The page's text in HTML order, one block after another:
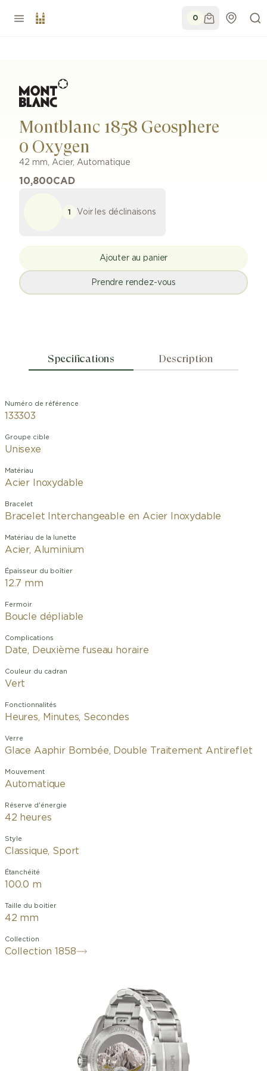
0
Montblanc 1858 Geosphere
0 Oxygen
42 mm, Acier, Automatique
10,800CAD
1 Voir les déclinaisons
Ajouter au panier
Prendre rendez-vous
Specifications Description
Numéro de référence
133303
Groupe cible
Unisexe
Matériau
Acier Inoxydable
Bracelet
Bracelet Interchangeable en Acier Inoxydable
Matériau de la lunette
Acier, Aluminium
Épaisseur du boîtier
12.7 mm
Fermoir
Boucle dépliable
Complications
Date, Deuxième fuseau horaire
Couleur du cadran
Vert
Fonctionnalités
Heures, Minutes, Secondes
Verre
Glace Aaphir Bombée, Double Traitement Antireflet
Mouvement
Automatique
Réserve d'énergie
42 heures
Style
Classique, Sport
Étanchéité
100.0 m
Taille du boitier
42 mm
Collection
Collection 1858
vert Sfumato de cette Montblanc 1858
Automatic Geosphere 0 Oxygen est
inspiré de la couleur vert profond des
icebergs émeraude ou « jade bergs ».
Le garde-temps est logé dans un
boîtier en acier inoxydable de 42 mm